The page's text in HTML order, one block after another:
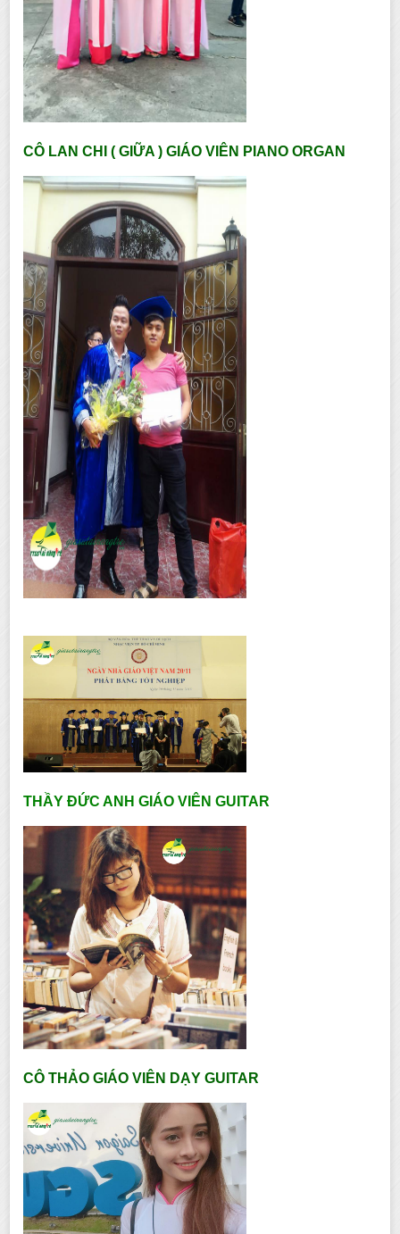
CÔ LAN CHI ( GIỮA ) GIÁO VIÊN PIANO ORGAN
THẦY ĐỨC ANH GIÁO VIÊN GUITAR
CÔ THẢO GIÁO VIÊN DẠY GUITAR